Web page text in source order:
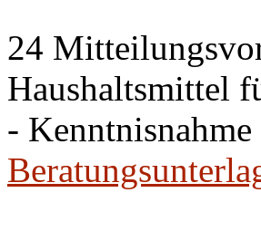
24
Haushaltsmittel
- Kenntnisnahme